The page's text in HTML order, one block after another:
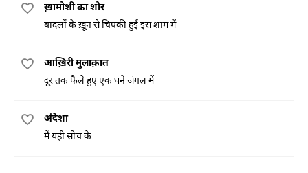
ख़ामोशी का शोर
बादलों के ख़ून से चिपकी हुई इस शाम में
आख़िरी मुलाक़ात
दूर तक फैले हुए एक घने जंगल में
अंदेशा
मैं यही सोच के